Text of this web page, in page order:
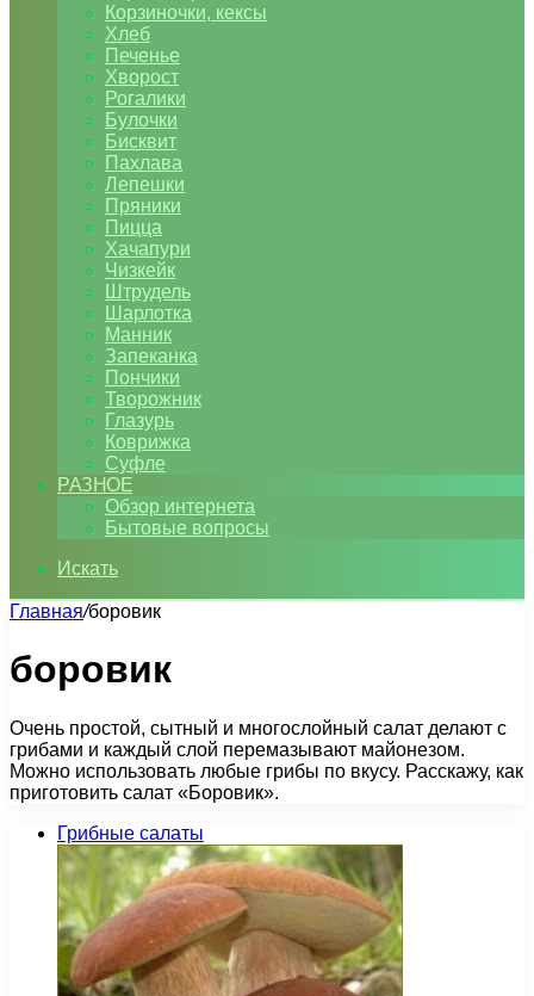
Корзиночки, кексы
Хлеб
Печенье
Хворост
Рогалики
Булочки
Бисквит
Пахлава
Лепешки
Пряники
Пицца
Хачапури
Чизкейк
Штрудель
Шарлотка
Манник
Запеканка
Пончики
Творожник
Глазурь
Коврижка
Суфле
РАЗНОЕ
Обзор интернета
Бытовые вопросы
Искать
Главная/боровик
боровик
Очень простой, сытный и многослойный салат делают с
грибами и каждый слой перемазывают майонезом.
Можно использовать любые грибы по вкусу. Расскажу, как
приготовить салат «Боровик».
Грибные салаты